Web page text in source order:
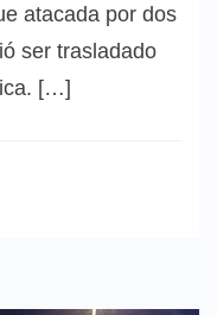
atacada por dos
ser trasladado
[…]